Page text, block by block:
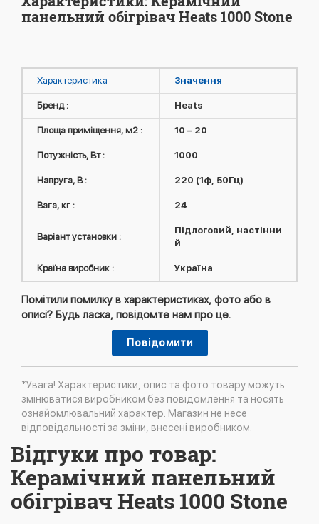
панельний обігрівач Heats 1000 Stone
Характеристика Значення
Бренд : Heats
Площа приміщення, м2 : 10 – 20
Потужність, Вт : 1000
Напруга, В : 220 (1ф, 50Гц)
Вага, кг : 24
Варіант установки :
Підлоговий, настінни
й
Країна виробник : Україна
Помітили помилку в характеристиках, фото або в
описі? Будь ласка, повідомте нам про це.
Повідомити
*Увага! Характеристики, опис та фото товару можуть
змінюватися виробником без повідомлення та носять
ознайомлювальний характер. Магазин не несе
відповідальності за зміни, внесені виробником.
Відгуки про товар:
Керамічний панельний
обігрівач Heats 1000 Stone